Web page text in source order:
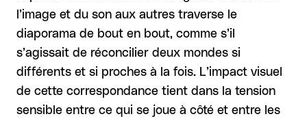
l’image et du son aux autres traverse le
diaporama de bout en bout, comme s’il
s’agissait de réconcilier deux mondes si
différents et si proches à la fois. L’impact visuel
de cette correspondance tient dans la tension
sensible entre ce qui se joue à côté et entre les